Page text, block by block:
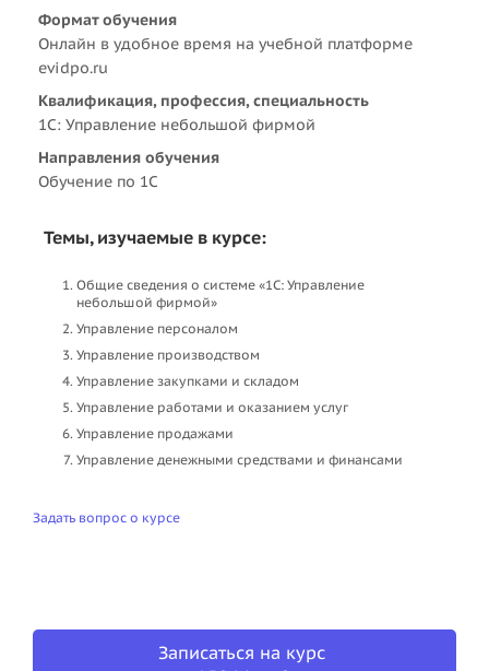
Формат обучения
Онлайн в удобное время на учебной платформе
evidpo.ru
Квалификация, профессия, специальность
1C: Управление небольшой фирмой
Направления обучения
Обучение по 1С
Темы, изучаемые в курсе:
Общие сведения о системе «1С: Управление
небольшой фирмой»
Управление персоналом
Управление производством
Управление закупками и складом
Управление работами и оказанием услуг
Управление продажами
Управление денежными средствами и финансами
Задать вопрос о курсе
Записаться на курс